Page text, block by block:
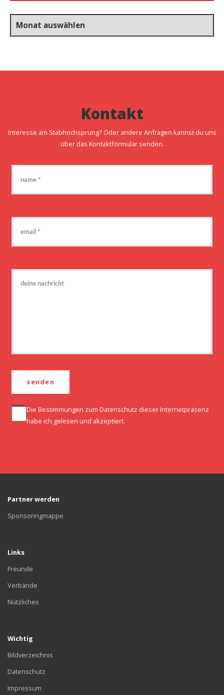
Archiv
Kontakt
Interesse am Stabhochsprung? Oder andere Anfragen kannst du uns
über das Kontaktformular senden.
Die Bestimmungen zum Datenschutz dieser Internetpräsenz
habe ich gelesen und akzeptiert.
Partner werden
Sponsoringmappe
Links
Freunde
Verbände
Nützliches
Wichtig
Bildverzeichnis
Datenschutz
Impressum